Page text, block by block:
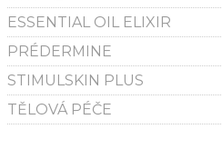
ESSENTIAL OIL ELIXIR
PRÉDERMINE
STIMULSKIN PLUS
TĚLOVÁ PÉČE